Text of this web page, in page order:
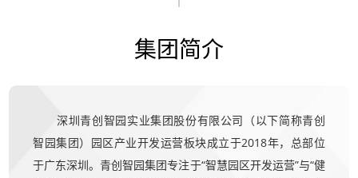
集团简介
深圳青创智园实业集团股份有限公司（以下简称青创
智园集团）园区产业开发运营板块成立于2018年，总部位
于广东深圳。青创智园集团专注于“智慧园区开发运营”与“健